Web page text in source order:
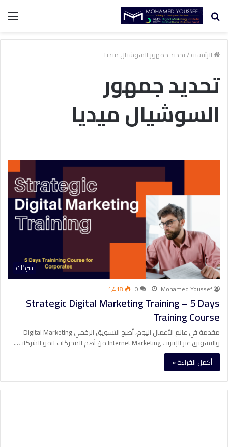
بحث
الرئيسية/تحديد جمهور السوشيال ميديا
تحديد جمهور
السوشيال ميديا
شركات
Mohamed Youssef
0 1٬418
Strategic Digital Marketing Training – 5 Days
Training Course
مقدمة في عالم الأعمال اليوم، أصبح التسويق الرقمي Digital Marketing
والتسويق عبر الإنترنت Internet Marketing من أهم المحركات لنمو الشركات…
أكمل القراءة »